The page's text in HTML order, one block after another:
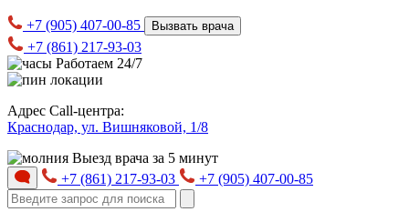
+7 (905) 407-00-85 Вызвать врача
+7 (861) 217-93-03
Работаем 24/7
Адрес Call-центра:
Краснодар, ул. Вишняковой, 1/8
Выезд врача за 5 минут
+7 (861) 217-93-03
+7 (905) 407-00-85